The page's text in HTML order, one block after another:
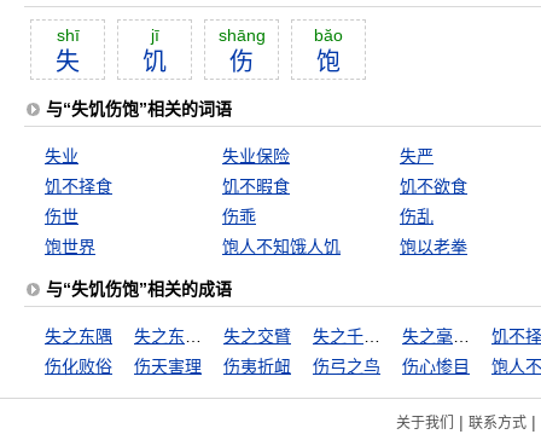
shī
失
jī
饥
shāng
伤
băo
饱
与“失饥伤饱”相关的词语
失业 失业保险
失严
饥不择食
饥不暇食
饥不欲食
伤世
伤乖
伤乱
饱世界
饱人不知饿人饥 饱以老拳
与“失饥伤饱”相关的成语
失之东隅 失之交臂
饥不
伤化败俗
伤天害理 伤夷折衄 伤弓之鸟 伤心惨目
关于我们 | 联系方式|